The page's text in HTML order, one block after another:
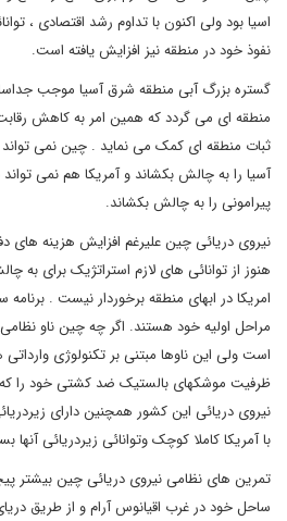
اسیا بود ولی اکنون با تداوم رشد اقتصادی ،
نفوذ خود در منطقه نیز افزایش یافته است.
گستره بزرگ آبی منطقه شرق آسیا موجب
منطقه ای می گردد که همین امر به کاهش
ثبات منطقه ای کمک می نماید . چین نمی
آسیا را به چالش بکشاند و آمریکا هم نمی
پیرامونی را به چالش بکشاند.
نیروی دریائی چین علیرغم افزایش هزینه های
هنوز از توانائی های لازم استراتژیک برای به
امریکا در ابهای منطقه برخوردار نیست .
مراحل اولیه خود هستند. اگر چه چین ناو
است ولی این ناوها مبتنی بر تکنولوژی
ظرفیت موشکهای بالستیک ضد کشتی خود را
نیروی دریائی این کشور همچنین دارای
با آمریکا کاملا کوچک وتوانائی زیردریائی
تمرین های نظامی نیروی دریائی چین بیشتر
ساحل خود در غرب اقیانوس آرام و از طریق